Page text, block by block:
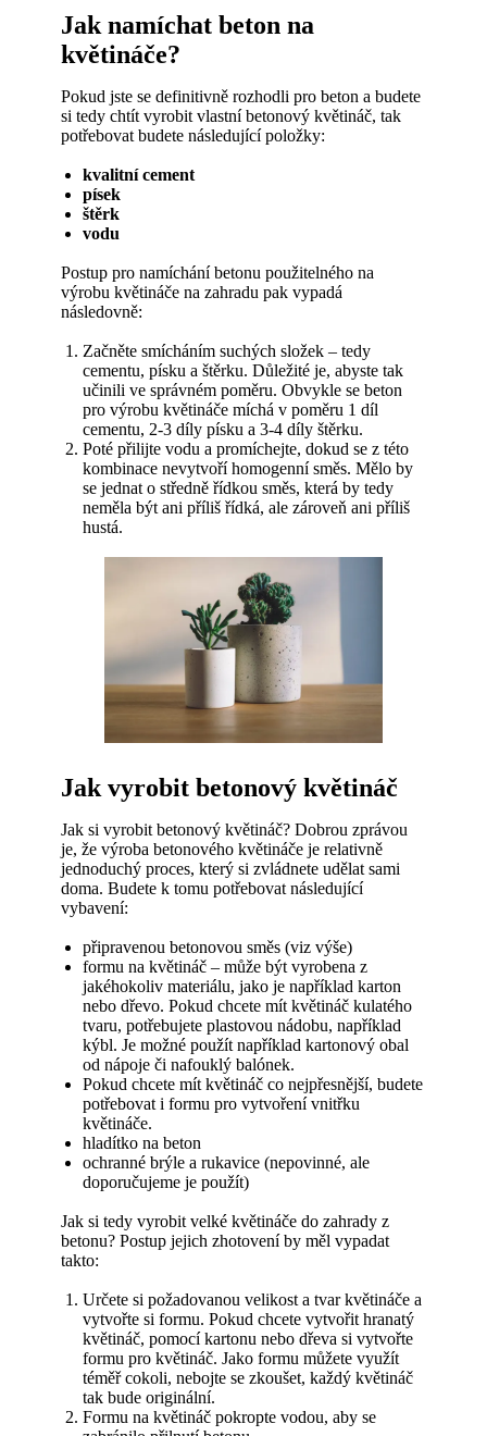
Jak namíchat beton na
květináče?
Pokud jste se definitivně rozhodli pro beton a budete
si tedy chtít vyrobit vlastní betonový květináč, tak
potřebovat budete následující položky:
kvalitní cement
písek
štěrk
vodu
Postup pro namíchání betonu použitelného na
výrobu květináče na zahradu pak vypadá
následovně:
Začněte smícháním suchých složek – tedy
cementu, písku a štěrku. Důležité je, abyste tak
učinili ve správném poměru. Obvykle se beton
pro výrobu květináče míchá v poměru 1 díl
cementu, 2-3 díly písku a 3-4 díly štěrku.
Poté přilijte vodu a promíchejte, dokud se z této
kombinace nevytvoří homogenní směs. Mělo by
se jednat o středně řídkou směs, která by tedy
neměla být ani příliš řídká, ale zároveň ani příliš
hustá.
Jak vyrobit betonový květináč
Jak si vyrobit betonový květináč? Dobrou zprávou
je, že výroba betonového květináče je relativně
jednoduchý proces, který si zvládnete udělat sami
doma. Budete k tomu potřebovat následující
vybavení:
připravenou betonovou směs (viz výše)
formu na květináč – může být vyrobena z
jakéhokoliv materiálu, jako je například karton
nebo dřevo. Pokud chcete mít květináč kulatého
tvaru, potřebujete plastovou nádobu, například
kýbl. Je možné použít například kartonový obal
od nápoje či nafouklý balónek.
Pokud chcete mít květináč co nejpřesnější, budete
potřebovat i formu pro vytvoření vnitřku
květináče.
hladítko na beton
ochranné brýle a rukavice (nepovinné, ale
doporučujeme je použít)
Jak si tedy vyrobit velké květináče do zahrady z
betonu? Postup jejich zhotovení by měl vypadat
takto:
Určete si požadovanou velikost a tvar květináče a
vytvořte si formu. Pokud chcete vytvořit hranatý
květináč, pomocí kartonu nebo dřeva si vytvořte
formu pro květináč. Jako formu můžete využít
téměř cokoli, nebojte se zkoušet, každý květináč
tak bude originální.
Formu na květináč pokropte vodou, aby se